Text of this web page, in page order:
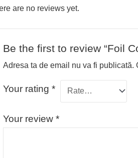
are no reviews yet.
Be the first to review “Foil
Adresa ta de email nu va fi publicată.
Your rating*
Your review*